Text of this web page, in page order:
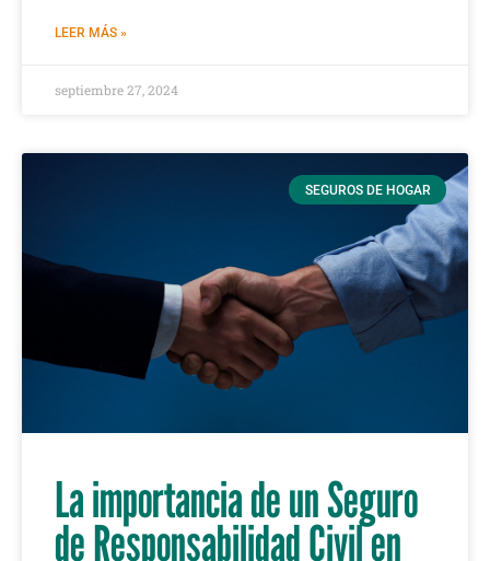
LEER MÁS »
septiembre 27, 2024
SEGUROS DE HOGAR
La importancia de un Seguro
de Responsabilidad Civil en